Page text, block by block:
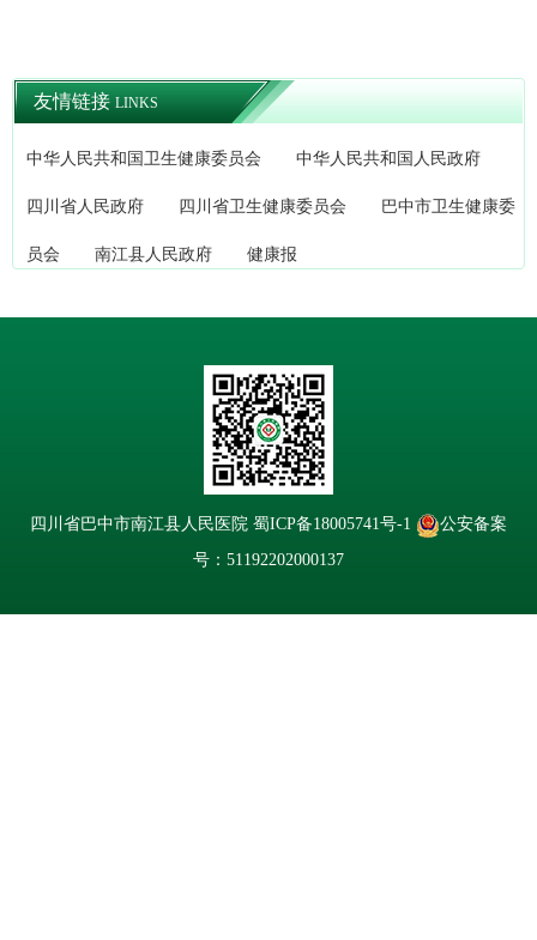
友情链接 LINKS
中华人民共和国卫生健康委员会 中华人民共和国人民政府
四川省人民政府 四川省卫生健康委员会 巴中市卫生健康委
员会 南江县人民政府 健康报
四川省巴中市南江县人民医院 蜀ICP备18005741号-1
公安备案
号：51192202000137